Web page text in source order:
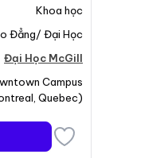
Khoa học
Đẳng/ Đại Học
Đại Học McGill
Campus
Quebec)